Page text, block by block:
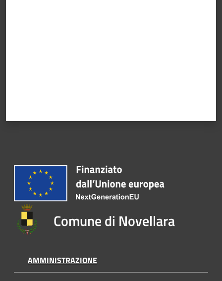
Comune di Novellara
AMMINISTRAZIONE